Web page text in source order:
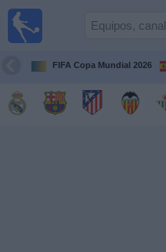
FIFA Copa Mundial 2026
Guía de
Televisados